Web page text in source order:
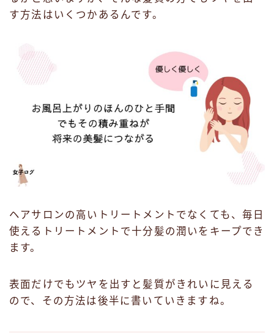
す方法はいくつかあるんです。
ヘアサロンの高いトリートメントでなくても、毎日
使えるトリートメントで十分髪の潤いをキープでき
ます。
表面だけでもツヤを出すと髪質がきれいに見える
ので、その方法は後半に書いていきますね。